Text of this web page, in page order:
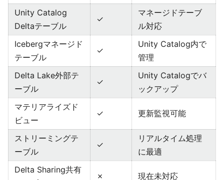
Unity Catalog
Deltaテーブル
✓
マネージドテーブ
ル対応
Icebergマネージド
テーブル
✓
Unity Catalog内で
管理
Delta Lake外部テ
ーブル
✓
Unity Catalogでバ
ックアップ
マテリアライズド
ビュー
✓ 更新監視可能
ストリーミングテ
ーブル
✓
リアルタイム処理
に最適
Delta Sharing共有
✗ 現在未対応